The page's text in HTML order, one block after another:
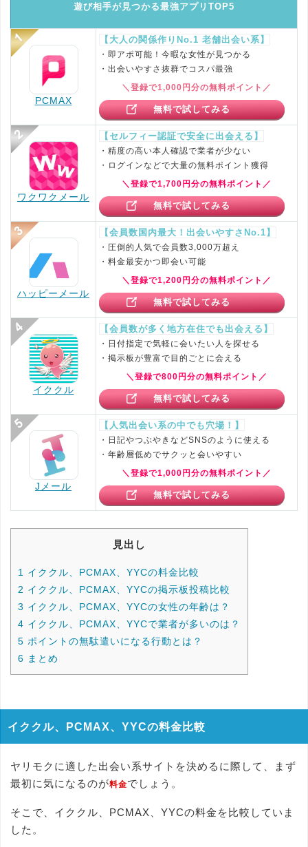
遊び相手が見つかる最強アプリTOP5
PCMAX
【大人の関係作りNo.1 老舗出会い系】
・即アポ可能！今暇な女性が見つかる
・出会いやすさ抜群でコスパ最強
＼登録で1,000円分の無料ポイント／
無料で試してみる
ワクワクメール
【セルフィー認証で安全に出会える】
・精度の高い本人確認で業者が少ない
・ログインなどで大量の無料ポイント獲得
＼登録で1,700円分の無料ポイント／
無料で試してみる
ハッピーメール
【会員数国内最大！出会いやすさNo.1】
・圧倒的人気で会員数3,000万超え
・料金最安かつ即会い可能
＼登録で1,200円分の無料ポイント／
無料で試してみる
イククル
【会員数が多く地方在住でも出会える】
・日付指定で気軽に会いたい人を探せる
・掲示板が豊富で目的ごとに会える
＼登録で800円分の無料ポイント／
無料で試してみる
Jメール
【人気出会い系の中でも穴場！】
・日記やつぶやきなどSNSのように使える
・年齢層低めでサクッと会いやすい
＼登録で1,000円分の無料ポイント／
無料で試してみる
見出し
1
イククル、PCMAX、YYCの料金比較
2 イククル、PCMAX、YYCの掲示板投稿比較
3 イククル、PCMAX、YYCの女性の年齢は？
4 イククル、PCMAX、YYCで業者が多いのは？
5 ポイントの無駄遣いになる行動とは？
6 まとめ
イククル、PCMAX、YYCの料金比較
ヤリモクに適した出会い系サイトを決めるに際して、まず
最初に気になるのが料金でしょう。
そこで、イククル、PCMAX、YYCの料金を比較していま
した。